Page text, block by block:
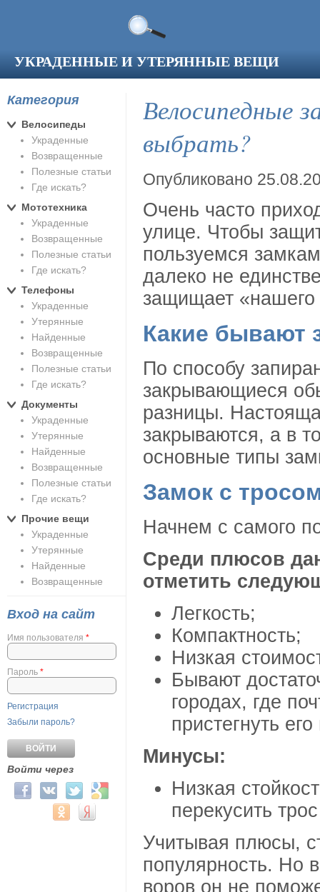
УКРАДЕННЫЕ И УТЕРЯННЫЕ ВЕЩИ
Велосипедные
выбрать?
Опубликовано
Очень часто
улице. Чтобы
пользуемся
далеко не
защищает «нашего
Какие бывают
По способу
закрывающиеся
разницы.
закрываются, а в
основные типы
Замок с
Начнем с самого
Среди плюсов
отметить
Легкость;
Компактность;
Низкая
Бывают
городах, где
пристегнуть
Минусы:
Низкая
перекусить
Учитывая плюсы,
популярность. Но
воров он не
Категория
Велосипеды
Украденные
Возвращенные
Полезные статьи
Где искать?
Мототехника
Украденные
Возвращенные
Полезные статьи
Где искать?
Телефоны
Украденные
Утерянные
Найденные
Возвращенные
Полезные статьи
Где искать?
Документы
Украденные
Утерянные
Найденные
Возвращенные
Полезные статьи
Где искать?
Прочие вещи
Украденные
Утерянные
Найденные
Возвращенные
Вход на сайт
Имя пользователя *
Пароль *
Регистрация
Забыли пароль?
Войти через
Login with Facebook
Login with ВКонтакте
Login with Twitter
Login with Google
Login with Mail.ru
Login with Одноклассники
Login with Яндекс